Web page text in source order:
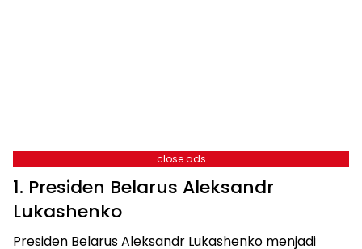
close ads
1. Presiden Belarus Aleksandr
Lukashenko
Presiden Belarus Aleksandr Lukashenko menjadi